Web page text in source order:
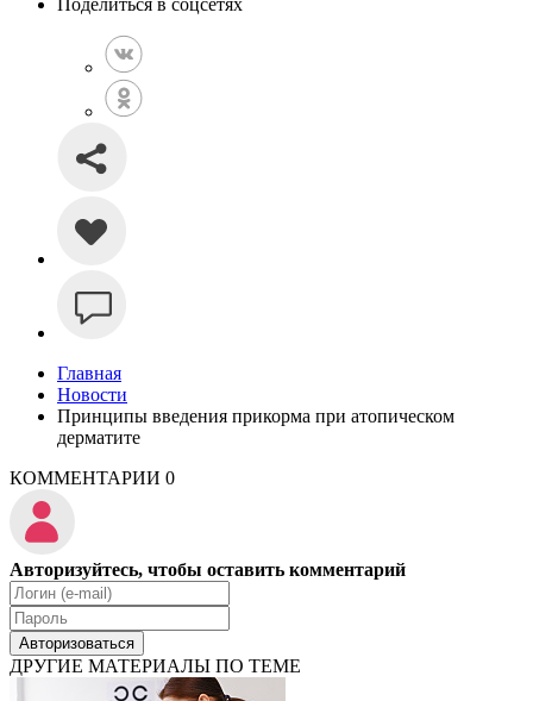
Главная
Новости
Принципы введения прикорма при атопическом
дерматите
КОММЕНТАРИИ 0
Авторизуйтесь, чтобы оставить комментарий
Авторизоваться
ДРУГИЕ МАТЕРИАЛЫ ПО ТЕМЕ